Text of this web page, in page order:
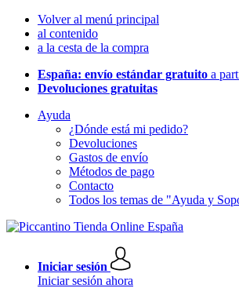
Volver al menú principal
al contenido
a la cesta de la compra
España: envío estándar gratuito a
Devoluciones gratuitas
Ayuda
¿Dónde está mi pedido?
Devoluciones
Gastos de envío
Métodos de pago
Contacto
Todos los temas de "Ayuda y
Iniciar sesión
Iniciar sesión ahora